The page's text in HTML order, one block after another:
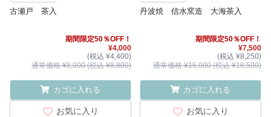
古瀬戸 茶入
期間限定50％OFF！
¥4,000
(税込 ¥4,400)
通常価格 ¥8,000 (税込 ¥8,800)
カゴに入れる
お気に入り
丹波焼 信水窯造 大海茶入
期間限定50％OFF！
¥7,500
(税込 ¥8,250)
通常価格 ¥15,000 (税込 ¥16,500)
カゴに入れる
お気に入り